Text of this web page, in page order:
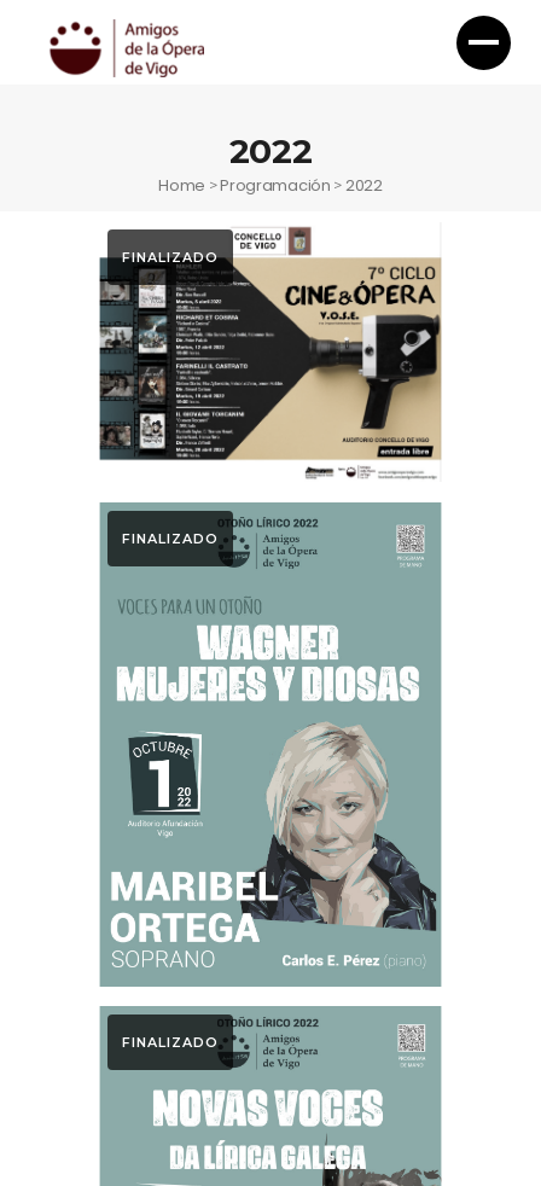
2022
Home >Programación > 2022
Ciclo Cine y
Ópera 2022
Ciclo Cine & Ópera
FINALIZADO
WAGNER.
MUJERES Y
DIOSAS. Otoño
Lírico 2022.
Maribel Ortega
Otoño Lírico
FINALIZADO
FINALIZADO